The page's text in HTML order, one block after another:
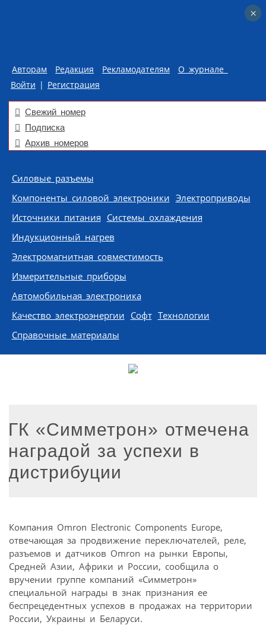
Авторам Редакция Рекламодателям
О журнале
Войти | Регистрация
Свежий номер
Подписка
Архив номеров
Skip to content
Силовые разъемы
Компоненты силовой электроники Электроприводы
Источники питания Системы охлаждения
Индукционный нагрев
Электромагнитная совместимость
Измерительные приборы
Автомобильная электроника
Качество электроэнергии Софт Технологии
Справочные материалы
ГК «Симметрон» отмечена
наградой за успехи в
дистрибуции
Компания Omron Electronic Components Europe,
отвечающая за продвижение переключателей, реле,
разъемов и датчиков Omron на рынки Европы,
Средней Азии, Африки и России, сообщила о
вручении группе компаний «Симметрон»
специальной награды в знак признания ее
беспрецедентных успехов в продажах на территории
России, Украины и Беларуси.
×
×